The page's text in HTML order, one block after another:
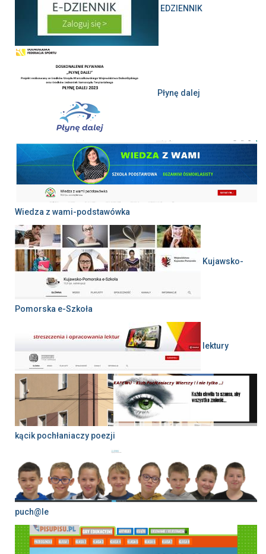
EDZIENNIK
Płynę dalej
Wiedza z wami-podstawówka
Kujawsko-
Pomorska e-Szkoła
lektury
kącik pochłaniaczy poezji
puch@le